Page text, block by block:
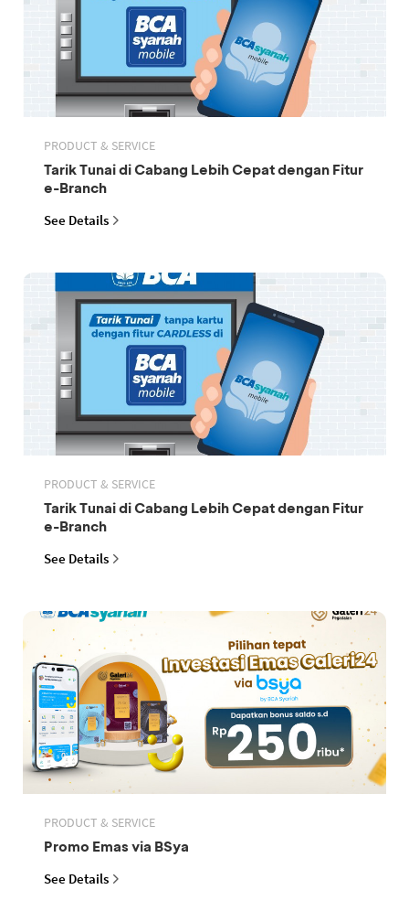
PRODUCT & SERVICE
Tarik Tunai di Cabang Lebih Cepat dengan Fitur
e-Branch
See Details
PRODUCT & SERVICE
Tarik Tunai di Cabang Lebih Cepat dengan Fitur
e-Branch
See Details
PRODUCT & SERVICE
Promo Emas via BSya
See Details